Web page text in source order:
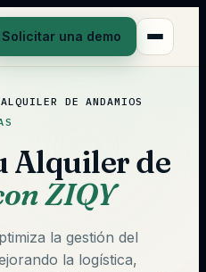
Solicitar una demo
DE ANDAMIOS
Alquiler de
ZIQY
la gestión del
la logística,